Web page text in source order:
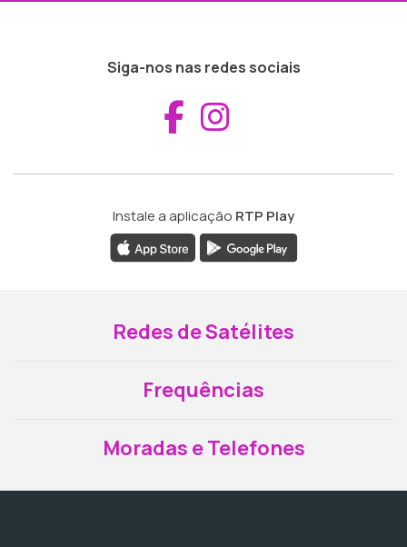
Siga-nos nas redes sociais
Aceder ao
Instale a aplicação RTP Play
Redes de Satélites
Frequências
Moradas e Telefones